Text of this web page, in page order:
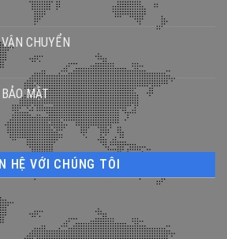
CHUYỂN
MẬT
HỆ VỚI CHÚNG TÔI